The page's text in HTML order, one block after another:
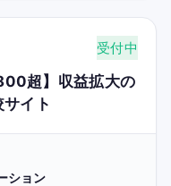
受付中
超】収益拡大の
イト
ション